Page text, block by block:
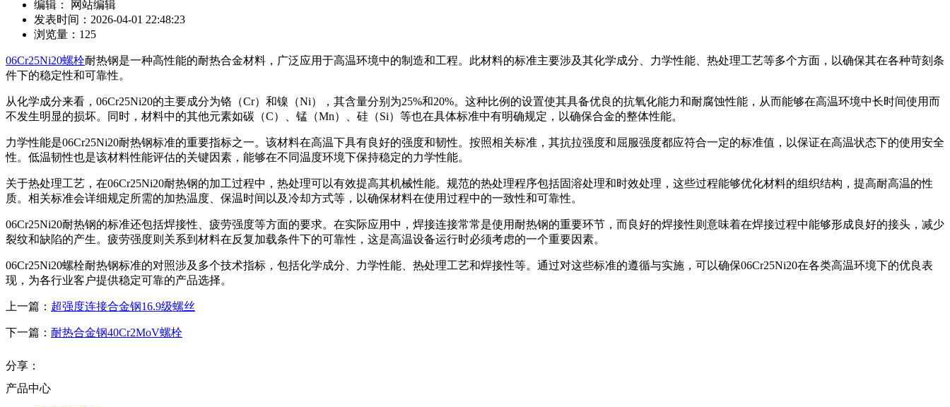
编辑： 网站编辑
发表时间：2026-04-01 22:48:23
浏览量：125
06Cr25Ni20螺栓耐热钢是一种高性能的耐热合金材料，广泛应用于高温环境中的制造和工程。此材料的标准主要涉及其化学成分、力学性能、热处理工艺等多个方面，以确保其在各种苛刻条
件下的稳定性和可靠性。
从化学成分来看，06Cr25Ni20的主要成分为铬（Cr）和镍（Ni），其含量分别为25%和20%。这种比例的设置使其具备优良的抗氧化能力和耐腐蚀性能，从而能够在高温环境中长时间使用而
不发生明显的损坏。同时，材料中的其他元素如碳（C）、锰（Mn）、硅（Si）等也在具体标准中有明确规定，以确保合金的整体性能。
力学性能是06Cr25Ni20耐热钢标准的重要指标之一。该材料在高温下具有良好的强度和韧性。按照相关标准，其抗拉强度和屈服强度都应符合一定的标准值，以保证在高温状态下的使用安全
性。低温韧性也是该材料性能评估的关键因素，能够在不同温度环境下保持稳定的力学性能。
关于热处理工艺，在06Cr25Ni20耐热钢的加工过程中，热处理可以有效提高其机械性能。规范的热处理程序包括固溶处理和时效处理，这些过程能够优化材料的组织结构，提高耐高温的性
质。相关标准会详细规定所需的加热温度、保温时间以及冷却方式等，以确保材料在使用过程中的一致性和可靠性。
06Cr25Ni20耐热钢的标准还包括焊接性、疲劳强度等方面的要求。在实际应用中，焊接连接常常是使用耐热钢的重要环节，而良好的焊接性则意味着在焊接过程中能够形成良好的接头，减少
裂纹和缺陷的产生。疲劳强度则关系到材料在反复加载条件下的可靠性，这是高温设备运行时必须考虑的一个重要因素。
06Cr25Ni20螺栓耐热钢标准的对照涉及多个技术指标，包括化学成分、力学性能、热处理工艺和焊接性等。通过对这些标准的遵循与实施，可以确保06Cr25Ni20在各类高温环境下的优良表
现，为各行业客户提供稳定可靠的产品选择。
上一篇： 超强度连接合金钢16.9级螺丝
下一篇： 耐热合金钢40Cr2MoV螺栓
分享：
产品中心